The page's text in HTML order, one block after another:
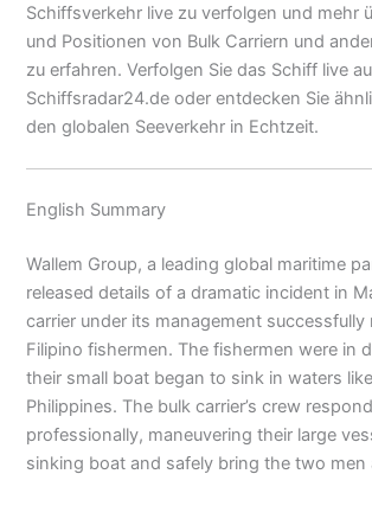
Schiffsverkehr live zu verfolgen und mehr
und Positionen von Bulk Carriern und
zu erfahren. Verfolgen Sie das Schiff live
Schiffsradar24.de oder entdecken Sie
den globalen Seeverkehr in Echtzeit.
English Summary
Wallem Group, a leading global maritime
released details of a dramatic incident in
carrier under its management successfully
Filipino fishermen. The fishermen were in
their small boat began to sink in waters
Philippines. The bulk carrier’s crew
professionally, maneuvering their large
sinking boat and safely bring the two men